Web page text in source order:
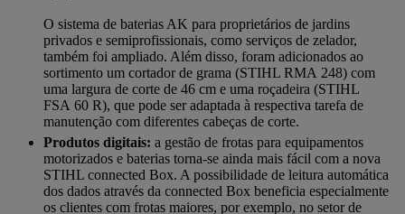
O sistema de baterias AK para proprietários de jardins
privados e semiprofissionais, como serviços de zelador,
também foi ampliado. Além disso, foram adicionados ao
sortimento um cortador de grama (STIHL RMA 248) com
uma largura de corte de 46 cm e uma roçadeira (STIHL
FSA 60 R), que pode ser adaptada à respectiva tarefa de
manutenção com diferentes cabeças de corte.
Produtos digitais: a gestão de frotas para equipamentos
motorizados e baterias torna-se ainda mais fácil com a nova
STIHL connected Box. A possibilidade de leitura automática
dos dados através da connected Box beneficia especialmente
os clientes com frotas maiores, por exemplo, no setor de